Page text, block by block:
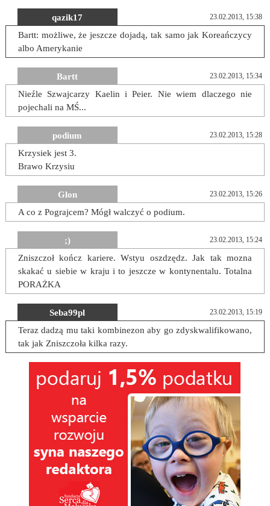
qazik17 23.02.2013, 15:38
Bartt: możliwe, że jeszcze dojadą, tak samo jak Koreańczycy
albo Amerykanie
Bartt 23.02.2013, 15:34
Nieźle Szwajcarzy Kaelin i Peier. Nie wiem dlaczego nie
pojechali na MŚ...
podium 23.02.2013, 15:28
Krzysiek jest 3.
Brawo Krzysiu
Glon 23.02.2013, 15:26
A co z Pograjcem? Mógł walczyć o podium.
;) 23.02.2013, 15:24
Zniszczoł kończ kariere. Wstyu oszdzędz. Jak tak mozna
skakać u siebie w kraju i to jeszcze w kontynentalu. Totalna
PORAŻKA
Seba99pl 23.02.2013, 15:19
Teraz dadzą mu taki kombinezon aby go zdyskwalifikowano,
tak jak Zniszczoła kilka razy.